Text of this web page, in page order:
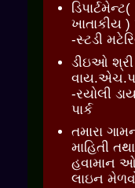
ડિપાર્ટમેન્ટ(
ખાતાકીય )
-સ્ટડી
ડીઇઓ શ્રી
-રયોલી
પાર્ક
તમારા
માહિતી તથા
હવામાન
લાઇન